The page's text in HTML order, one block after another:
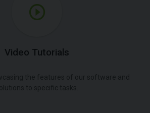
Video Tutorials